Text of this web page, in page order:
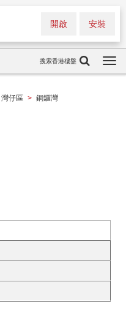
安裝
開啟
搜索香港樓盤
灣仔區 > 銅鑼灣